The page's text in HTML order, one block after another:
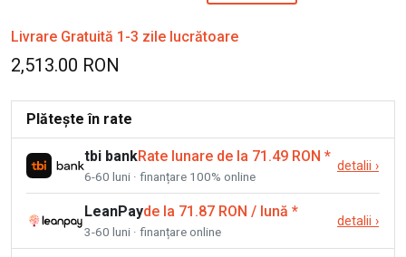
Livrare Gratuită 1-3 zile lucrătoare
2,513.00 RON
Plătește în rate
tbi bankRate lunare de la 71.49 RON *
6-60 luni · finanțare 100% online
detalii ›
LeanPayde la 71.87 RON / lună *
3-60 luni · finanțare online
detalii ›